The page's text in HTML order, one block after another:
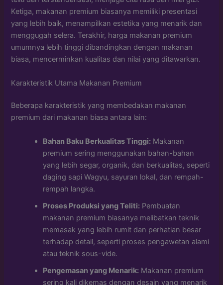
Ketiga, makanan premium biasanya memiliki presentasi
yang lebih baik, menampilkan estetika yang menarik dan
menggugah selera. Terakhir, harga makanan premium
umumnya lebih tinggi dibandingkan dengan makanan
biasa, mencerminkan kualitas dan nilai yang ditawarkan.
Karakteristik Utama Makanan Premium
Beberapa karakteristik yang membedakan makanan
premium dari makanan biasa antara lain:
Bahan Baku Berkualitas Tinggi: Makanan
premium sering menggunakan bahan-bahan
yang lebih segar, organik, dan berkualitas, seperti
daging sapi Wagyu, sayuran lokal, dan rempah-
rempah langka.
Proses Produksi yang Teliti: Pembuatan
makanan premium biasanya melibatkan teknik
memasak yang lebih rumit dan perhatian besar
terhadap detail, seperti proses pengawetan alami
atau teknik sous-vide.
Pengemasan yang Menarik: Makanan premium
sering kali dikemas dengan desain yang menarik